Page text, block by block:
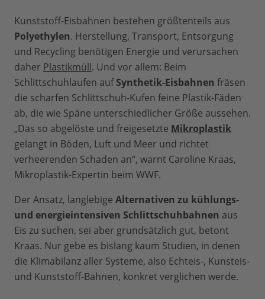
Kunststoff-Eisbahnen bestehen größtenteils aus
Polyethylen. Herstellung, Transport, Entsorgung
und Recycling benötigen Energie und verursachen
daher Plastikmüll. Und vor allem: Beim
Schlittschuhlaufen aufSynthetik-Eisbahnen fräsen
die scharfen Schlittschuh-Kufen feine Plastik-Fäden
ab, die wie Späne unterschiedlicher Größe aussehen.
„Das so abgelöste und freigesetzte Mikroplastik
gelangt in Böden, Luft und Meer und richtet
verheerenden Schaden an“, warnt Caroline Kraas,
Mikroplastik-Expertin beim WWF.
Der Ansatz, langlebige Alternativen zu kühlungs-
und energieintensiven Schlittschuhbahnen aus
Eis zu suchen, sei aber grundsätzlich gut, betont
Kraas. Nur gebe es bislang kaum Studien, in denen
die Klimabilanz aller Systeme, also Echteis-, Kunsteis-
und Kunststoff-Bahnen, konkret verglichen werde.